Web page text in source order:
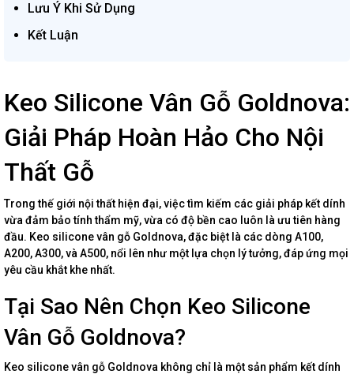
Lưu Ý Khi Sử Dụng
Kết Luận
Keo Silicone Vân Gỗ Goldnova:
Giải Pháp Hoàn Hảo Cho Nội
Thất Gỗ
Trong thế giới nội thất hiện đại, việc tìm kiếm các giải pháp kết dính
vừa đảm bảo tính thẩm mỹ, vừa có độ bền cao luôn là ưu tiên hàng
đầu. Keo silicone vân gỗ Goldnova, đặc biệt là các dòng A100,
A200, A300, và A500, nổi lên như một lựa chọn lý tưởng, đáp ứng mọi
yêu cầu khắt khe nhất.
Tại Sao Nên Chọn Keo Silicone
Vân Gỗ Goldnova?
Keo silicone vân gỗ Goldnova không chỉ là một sản phẩm kết dính